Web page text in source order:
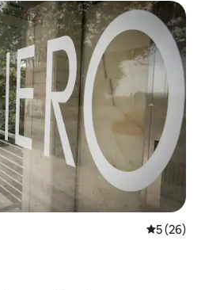
5 ud af 5 i
5 (26)